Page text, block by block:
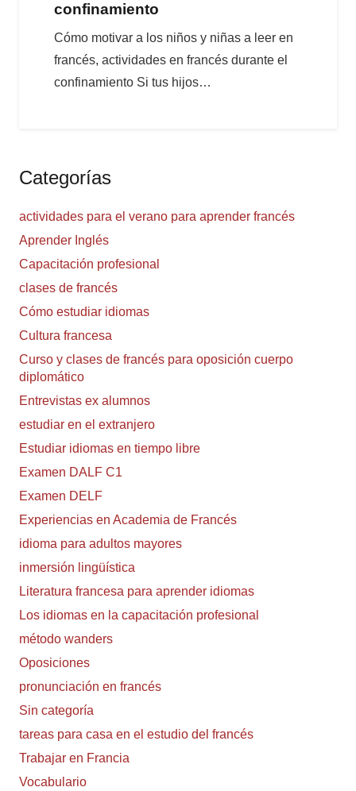
confinamiento
Cómo motivar a los niños y niñas a leer en
francés, actividades en francés durante el
confinamiento Si tus hijos…
Categorías
actividades para el verano para aprender francés
Aprender Inglés
Capacitación profesional
clases de francés
Cómo estudiar idiomas
Cultura francesa
Curso y clases de francés para oposición cuerpo
diplomático
Entrevistas ex alumnos
estudiar en el extranjero
Estudiar idiomas en tiempo libre
Examen DALF C1
Examen DELF
Experiencias en Academia de Francés
idioma para adultos mayores
inmersión lingüística
Literatura francesa para aprender idiomas
Los idiomas en la capacitación profesional
método wanders
Oposiciones
pronunciación en francés
Sin categoría
tareas para casa en el estudio del francés
Trabajar en Francia
Vocabulario